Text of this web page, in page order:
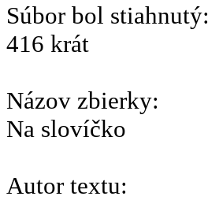
Súbor bol stiahnutý:
416 krát
Názov zbierky:
Na slovíčko
Autor textu: